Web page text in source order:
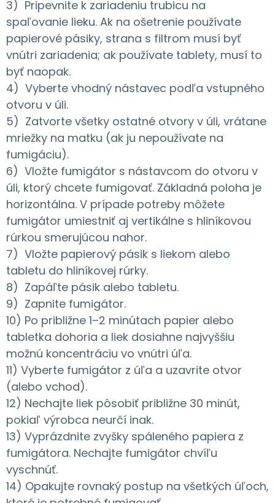
3) Pripevnite k zariadeniu trubicu na
spaľovanie lieku. Ak na ošetrenie používate
papierové pásiky, strana s filtrom musí byť
vnútri zariadenia; ak používate tablety, musí to
byť naopak.
4) Vyberte vhodný nástavec podľa vstupného
otvoru v úli.
5) Zatvorte všetky ostatné otvory v úli, vrátane
mriežky na matku (ak ju nepoužívate na
fumigáciu).
6) Vložte fumigátor s nástavcom do otvoru v
úli, ktorý chcete fumigovať. Základná poloha je
horizontálna. V prípade potreby môžete
fumigátor umiestniť aj vertikálne s hliníkovou
rúrkou smerujúcou nahor.
7) Vložte papierový pásik s liekom alebo
tabletu do hliníkovej rúrky.
8) Zapáľte pásik alebo tabletu.
9) Zapnite fumigátor.
10) Po približne 1–2 minútach papier alebo
tabletka dohoria a liek dosiahne najvyššiu
možnú koncentráciu vo vnútri úľa.
11) Vyberte fumigátor z úľa a uzavrite otvor
(alebo vchod).
12) Nechajte liek pôsobiť približne 30 minút,
pokiaľ výrobca neurčí inak.
13) Vyprázdnite zvyšky spáleného papiera z
fumigátora. Nechajte fumigátor chvíľu
vyschnúť.
14) Opakujte rovnaký postup na všetkých úľoch,